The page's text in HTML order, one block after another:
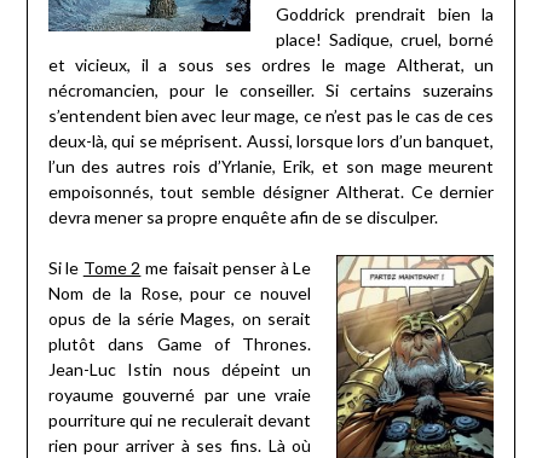
Goddrick prendrait bien la
place! Sadique, cruel, borné
et vicieux, il a sous ses ordres le mage Altherat, un
nécromancien, pour le conseiller. Si certains suzerains
s’entendent bien avec leur mage, ce n’est pas le cas de ces
deux-là, qui se méprisent. Aussi, lorsque lors d’un banquet,
l’un des autres rois d’Yrlanie, Erik, et son mage meurent
empoisonnés, tout semble désigner Altherat. Ce dernier
devra mener sa propre enquête afin de se disculper.
Si le Tome 2 me faisait penser à Le
Nom de la Rose, pour ce nouvel
opus de la série Mages, on serait
plutôt dans Game of Thrones.
Jean-Luc Istin nous dépeint un
royaume gouverné par une vraie
pourriture qui ne reculerait devant
rien pour arriver à ses fins. Là où